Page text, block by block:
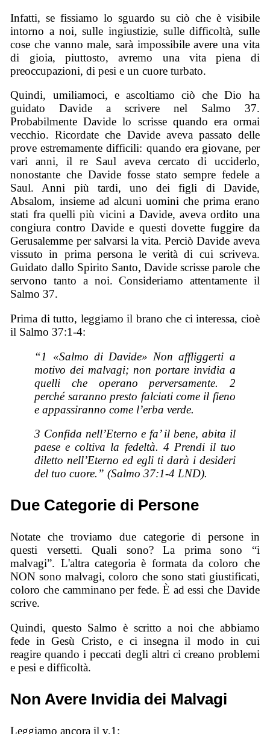
Infatti, se fissiamo lo sguardo su ciò che è visibile
intorno a noi, sulle ingiustizie, sulle difficoltà, sulle
cose che vanno male, sarà impossibile avere una vita
di gioia, piuttosto, avremo una vita piena di
preoccupazioni, di pesi e un cuore turbato.
Quindi, umiliamoci, e ascoltiamo ciò che Dio ha
guidato Davide a scrivere nel Salmo 37.
Probabilmente Davide lo scrisse quando era ormai
vecchio. Ricordate che Davide aveva passato delle
prove estremamente difficili: quando era giovane, per
vari anni, il re Saul aveva cercato di ucciderlo,
nonostante che Davide fosse stato sempre fedele a
Saul. Anni più tardi, uno dei figli di Davide,
Absalom, insieme ad alcuni uomini che prima erano
stati fra quelli più vicini a Davide, aveva ordito una
congiura contro Davide e questi dovette fuggire da
Gerusalemme per salvarsi la vita. Perciò Davide aveva
vissuto in prima persona le verità di cui scriveva.
Guidato dallo Spirito Santo, Davide scrisse parole che
servono tanto a noi. Consideriamo attentamente il
Salmo 37.
Prima di tutto, leggiamo il brano che ci interessa, cioè
il Salmo 37:1-4:
“1 «Salmo di Davide» Non affliggerti a
motivo dei malvagi; non portare invidia a
quelli che operano perversamente. 2
perché saranno presto falciati come il fieno
e appassiranno come l’erba verde.
3 Confida nell’Eterno e fa’ il bene, abita il
paese e coltiva la fedeltà. 4 Prendi il tuo
diletto nell’Eterno ed egli ti darà i desideri
del tuo cuore.” (Salmo 37:1-4 LND).
Due Categorie di Persone
Notate che troviamo due categorie di persone in
questi versetti. Quali sono? La prima sono “i
malvagi”. L'altra categoria è formata da coloro che
NON sono malvagi, coloro che sono stati giustificati,
coloro che camminano per fede. È ad essi che Davide
scrive.
Quindi, questo Salmo è scritto a noi che abbiamo
fede in Gesù Cristo, e ci insegna il modo in cui
reagire quando i peccati degli altri ci creano problemi
e pesi e difficoltà.
Non Avere Invidia dei Malvagi
Leggiamo ancora il v.1: